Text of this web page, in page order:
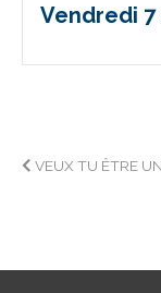
Vendredi
l’article
VEUX TU ÊTRE